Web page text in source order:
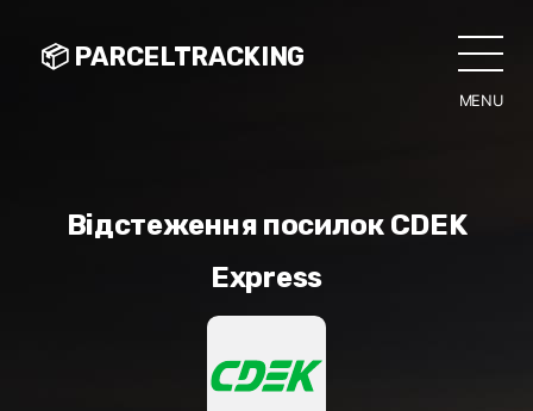
MENU
📦 PARCELTRACKING
Відстеження посилок CDEK
Express